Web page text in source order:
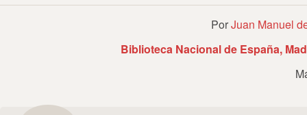
PorJuan Manuel
Biblioteca Nacional de España,